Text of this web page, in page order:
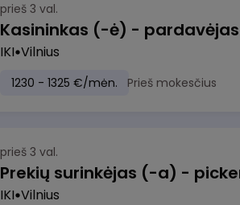
prieš 3 val.
IKI Vilnius
1230 - 1325 €/mėn. Prieš mokesčius
prieš 3 val.
IKI Vilnius